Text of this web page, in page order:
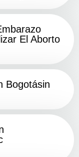
El Aborto
Bogotásin